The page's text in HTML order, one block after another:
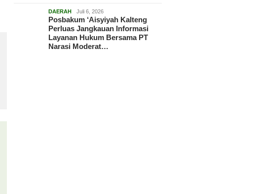
DAERAH Juli 6, 2026
Posbakum ‘Aisyiyah Kalteng
Perluas Jangkauan Informasi
Layanan Hukum Bersama PT
Narasi Moderat…